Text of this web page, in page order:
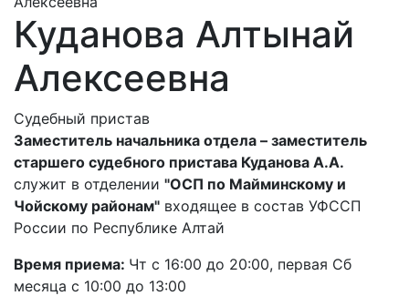
Куданова Алтынай
Алексеевна
Судебный пристав
Заместитель начальника отдела – заместитель
старшего судебного пристава Куданова А.А.
служит в отделении "ОСП по Майминскому и
Чойскому районам" входящее в состав УФССП
России по Республике Алтай
Время приема: Чт с 16:00 до 20:00, первая Сб
месяца с 10:00 до 13:00